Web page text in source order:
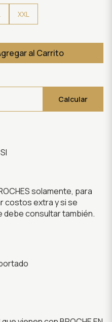
XXL
al Carrito
Calcular
solamente, para
costos extra y si se
debe consultar también.